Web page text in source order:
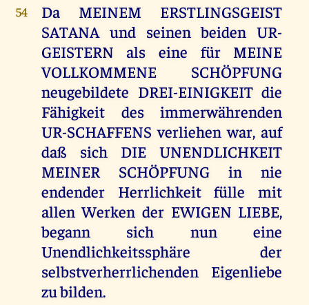
54
Da MEINEM ERSTLINGSGEIST
SATANA und seinen beiden UR-
GEISTERN als eine für MEINE
VOLLKOMMENE SCHÖPFUNG
neugebildete DREI-EINIGKEIT die
Fähigkeit des immerwährenden
UR-SCHAFFENS verliehen war, auf
daß sich DIE UNENDLICHKEIT
MEINER SCHÖPFUNG in nie
endender Herrlichkeit fülle mit
allen Werken der EWIGEN LIEBE,
begann sich nun eine
Unendlichkeitssphäre der
selbstverherrlichenden Eigenliebe
zu bilden.